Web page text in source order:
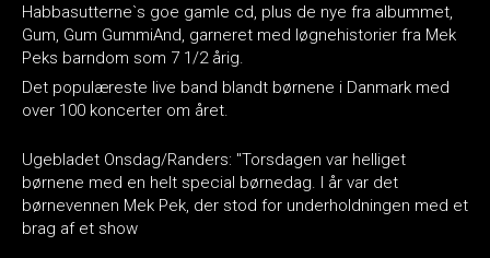
Habbasutterne`s goe gamle cd, plus de nye fra albummet,
Gum, Gum GummiAnd, garneret med løgnehistorier fra Mek
Peks barndom som 7 1/2 årig.
Det populæreste live band blandt børnene i Danmark med
over 100 koncerter om året.
Ugebladet Onsdag/Randers: "Torsdagen var helliget
børnene med en helt special børnedag. I år var det
børnevennen Mek Pek, der stod for underholdningen med et
brag af et show